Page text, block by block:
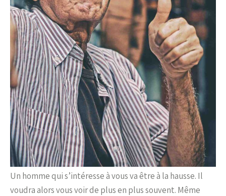
Un homme qui s’intéresse à vous va être à la hausse. Il
voudra alors vous voir de plus en plus souvent. Même